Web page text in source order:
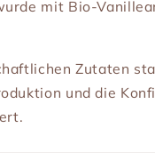
mit Bio-
Zutaten
und die